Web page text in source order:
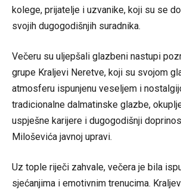
kolege, prijatelje i uzvanike, koji su se
svojih dugogodišnjih suradnika.
Večeru su uljepšali glazbeni nastupi
grupe Kraljevi Neretve, koji su svojom
atmosferu ispunjenu veseljem i
tradicionalne dalmatinske glazbe,
uspješne karijere i dugogodišnji
Miloševića javnoj upravi.
Uz tople riječi zahvale, večera je bila
sjećanjima i emotivnim trenucima.